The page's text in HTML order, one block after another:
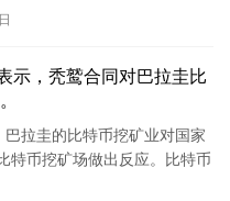
示，秃鹫合同对巴拉圭比
拉圭的比特币挖矿业对国家
特币挖矿场做出反应。比特币
…